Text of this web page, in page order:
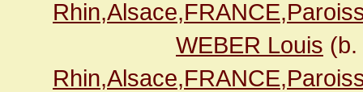
WEBER Louis